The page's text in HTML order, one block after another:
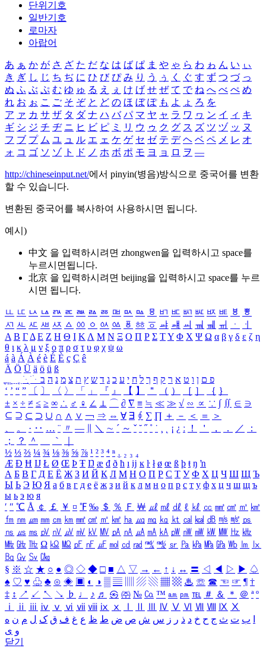
단위기호
일반기호
로마자
아랍어
あ ぁ か が さ ざ た だ な は ば ぱ ま や ゃ ら わ ゎ ん い ぃ
き ぎ し じ ち ぢ に ひ び ぴ み り う ぅ く ぐ す ず つ づ っ
ぬ ふ ぶ ぷ む ゆ ゅ る え ぇ け げ せ ぜ て で ね へ べ ぺ め
れ お ぉ こ ご そ ぞ と ど の ほ ぼ ぽ も よ ょ ろ を
ア ァ カ サ ザ タ ダ ナ ハ バ パ マ ヤ ャ ラ ワ ヮ ン イ ィ キ
ギ シ ジ チ ヂ ニ ヒ ビ ピ ミ リ ウ ゥ ク グ ス ズ ツ ヅ ッ ヌ
フ ブ プ ム ユ ュ ル エ ェ ケ ゲ セ ゼ テ デ ヘ ベ ペ メ レ オ
ォ コ ゴ ソ ゾ ト ド ノ ホ ボ ポ モ ヨ ョ ロ ヲ ―
http://chineseinput.net/에서 pinyin(병음)방식으로 중국어를 변환
할 수 있습니다.
변환된 중국어를 복사하여 사용하시면 됩니다.
예시)
中文 을 입력하시려면 zhongwen을 입력하시고 space를
누르시면됩니다.
北京 을 입력하시려면 beijing을 입력하시고 space를 누르
시면 됩니다.
ㅥ ㅦ ㅧ ㅨ ㅩ ㅪ ㅫ ㅬ ㅭ ㅮ ㅯ ㅰ ㅱ ㅲ ㅳ ㅴ ㅵ ㅶ ㅷ ㅸ
ㅹ
ㅺ ㅻ ㅼ ㅽ ㅾ ㅿ ㆀ ㆁ ㆂ ㆃ ㆄ ㆅ ㆆ ㆇ ㆈ ㆉ ㆊ ㆋ ㆌ ㆍ
ㆎ
Α Β ΓΔ Ε Ζ Η Θ Ι ΚΛ Μ Ν Ξ Ο Π Ρ Σ ΤΥ Φ Χ Ψ Ω α β γ δ ε ζ η
θ ι κ λ μ ν ξ ο π ρ σ τ υ φ χ ψ ω
á à Á À é è É È ç Ç ê
Ä Ö Ü ä ö ü ß
ִֶֹ ֻּ ׁׂ פ ם ן ו ט א ר ק ף ך ל ח י ע כ ג ד ש ץ ת צ מ נ ה ב
‘ ’ “ ” 〔 〕 〈 〉 「 」 『 』 【 】 ＂ （ ） ［ ］ ｛ ｝
± × ÷ ≠ ≤ ≥ ∞ ∴ ♂ ♀ ∠ ⊥ ⌒ ∂ ∇ ≡ ≒ ≪ ≫ √ ∽ ∝ ∵ ∫ ∬ ∈ ∋
⊆ ⊇ ⊂ ⊃ ∪ ∩ ∧ ∨ ￢ ⇒ ⇔ ∀ ∃ ∮ ∑ ∏ ＋ － ＜ ＝
＞
、
。 · ‥ … ¨ 〃 ― ＼ ∼ ´ ～ ˇ ˘ ˝ ˚ ˙ ¸ ¡ ¿ ː ！ ＇ ， ． ／
：
；
？ ＾ ｀
½ ⅓ ⅔ ¼ ¾ ⅛ ⅜ ⅝ ⅞ ¹ ² ³ ⁴ ⁿ ₁ ₂ ₃ ₄
Æ Ð Ħ Ĳ Ł Ø Œ Þ Ŧ Ŋ æ đ ð ħ ı ĳ ĸ ŀ ł ø œ ß þ ŧ ŋ ŉ
А Б В Г Д Е Ё Ж З И Й К Л М Н О П Р С Т У Ф Х Ц Ч Ш Щ Ъ
Ы Ь Э Ю Я а б в г д е ё ж з и й к л м н о п р с т у ф х ц ч ш щ ъ
ы ь э ю я
′ ″ ℃ Å ￠ ￡ ￥ ¤ ℉ ‰ ＄ ％ Ｆ ￦ ㎕ ㎖ ㎗ ℓ ㎘ ㏄ ㎣ ㎤ ㎥ ㎦
㎙ ㎚ ㎛ ㎜ ㎝ ㎞ ㎟ ㎠ ㎡ ㎢ ㏊ ㎍ ㎎ ㎏ ㏏ ㎈ ㎉ ㏈ ㎧ ㎨ ㎰
㎱ ㎲ ㎳ ㎴ ㎵ ㎶ ㎷ ㎸ ㎹ ㎀ ㎁ ㎂ ㎃ ㎄ ㎺ ㎻ ㎽ ㎾ ㎿ ㎐ ㎑
㎒ ㎓ ㎔ Ω ㏀ ㏁ ㎊ ㎋ ㎌ ㏖ ㏅ ㎭ ㎮ ㎯ ㏛ ㎩ ㎪ ㎫ ㎬ ㏝ ㏐
㏓
㏃ ㏉ ㏜ ㏆
§ ※ ☆ ★ ○ ● ◎ ◇ ◆ □ ■ △ ▽ → ← ↑ ↓ ↔ 〓 ◁ ◀ ▷ ▶ ♤
♠ ♡ ♥ ♧ ♣ ⊙ ◈ ▣ ◐ ◑ ▒ ▤ ▨ ▧ ▦ ▩ ♨ ☏ ☎ ☜ ☞ ¶ †
‡ ↕ ↗ ↙ ↖ ↘ ♭ ♩ ♪ ♬ ㉿ ㈜ № ㏇ ™ ㏂ ㏘ ℡ ＃ ＆ ＊ ＠ ª º
ⅰ
ⅱ ⅲ ⅳ ⅴ ⅵ ⅶ ⅷ ⅸ ⅹ Ⅳ Ⅴ Ⅵ Ⅶ Ⅷ Ⅸ Ⅹ
ب ت ث ج ح خ د ذ ر ز س ش ص ض ط ظ ع غ ف ق ک ل م ن ه
و ی
닫기